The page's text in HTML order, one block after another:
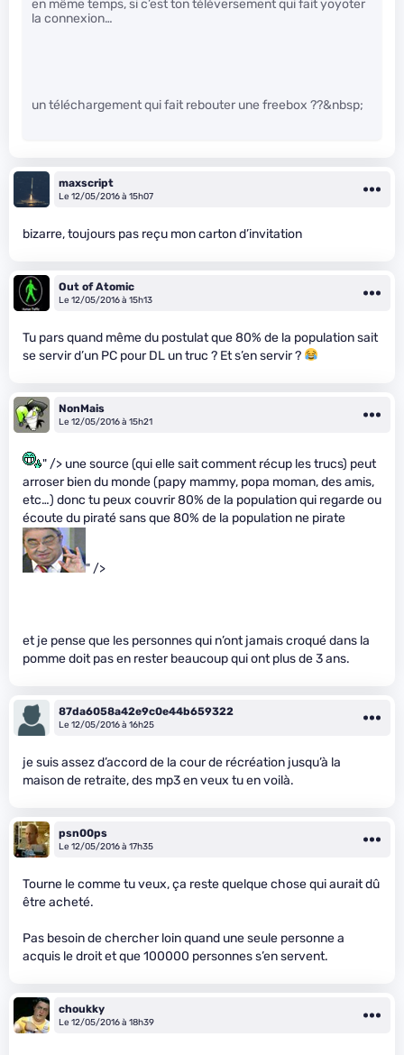
en même temps, si c’est ton téléversement qui fait yoyoter
la connexion…
un téléchargement qui fait rebouter une freebox ??&nbsp;
maxscript
Le 12/05/2016 à 15h07
bizarre, toujours pas reçu mon carton d’invitation
Out of Atomic
Le 12/05/2016 à 15h13
Tu pars quand même du postulat que 80% de la population sait
se servir d’un PC pour DL un truc ? Et s’en servir ?
NonMais
Le 12/05/2016 à 15h21
" /> une source (qui elle sait comment récup les trucs) peut
arroser bien du monde (papy mammy, popa moman, des amis,
etc…) donc tu peux couvrir 80% de la population qui regarde ou
écoute du piraté sans que 80% de la population ne pirate
" />
et je pense que les personnes qui n’ont jamais croqué dans la
pomme doit pas en rester beaucoup qui ont plus de 3 ans.
87da6058a42e9c0e44b659322
Le 12/05/2016 à 16h25
je suis assez d’accord de la cour de récréation jusqu’à la
maison de retraite, des mp3 en veux tu en voilà.
psn00ps
Le 12/05/2016 à 17h35
Tourne le comme tu veux, ça reste quelque chose qui aurait dû
être acheté.
Pas besoin de chercher loin quand une seule personne a
acquis le droit et que 100000 personnes s’en servent.
choukky
Le 12/05/2016 à 18h39